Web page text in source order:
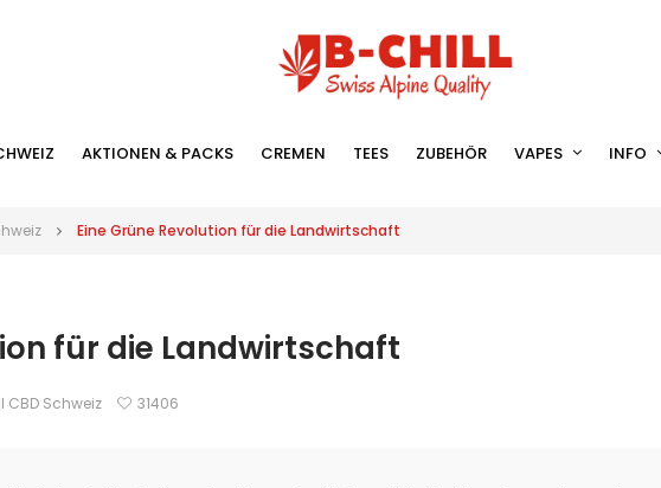
AKTIONEN & PACKS CREMEN TEES ZUBEHÖR VAPES INFO
Eine Grüne Revolution für die Landwirtschaft
für die Landwirtschaft
CBD Schweiz 31406